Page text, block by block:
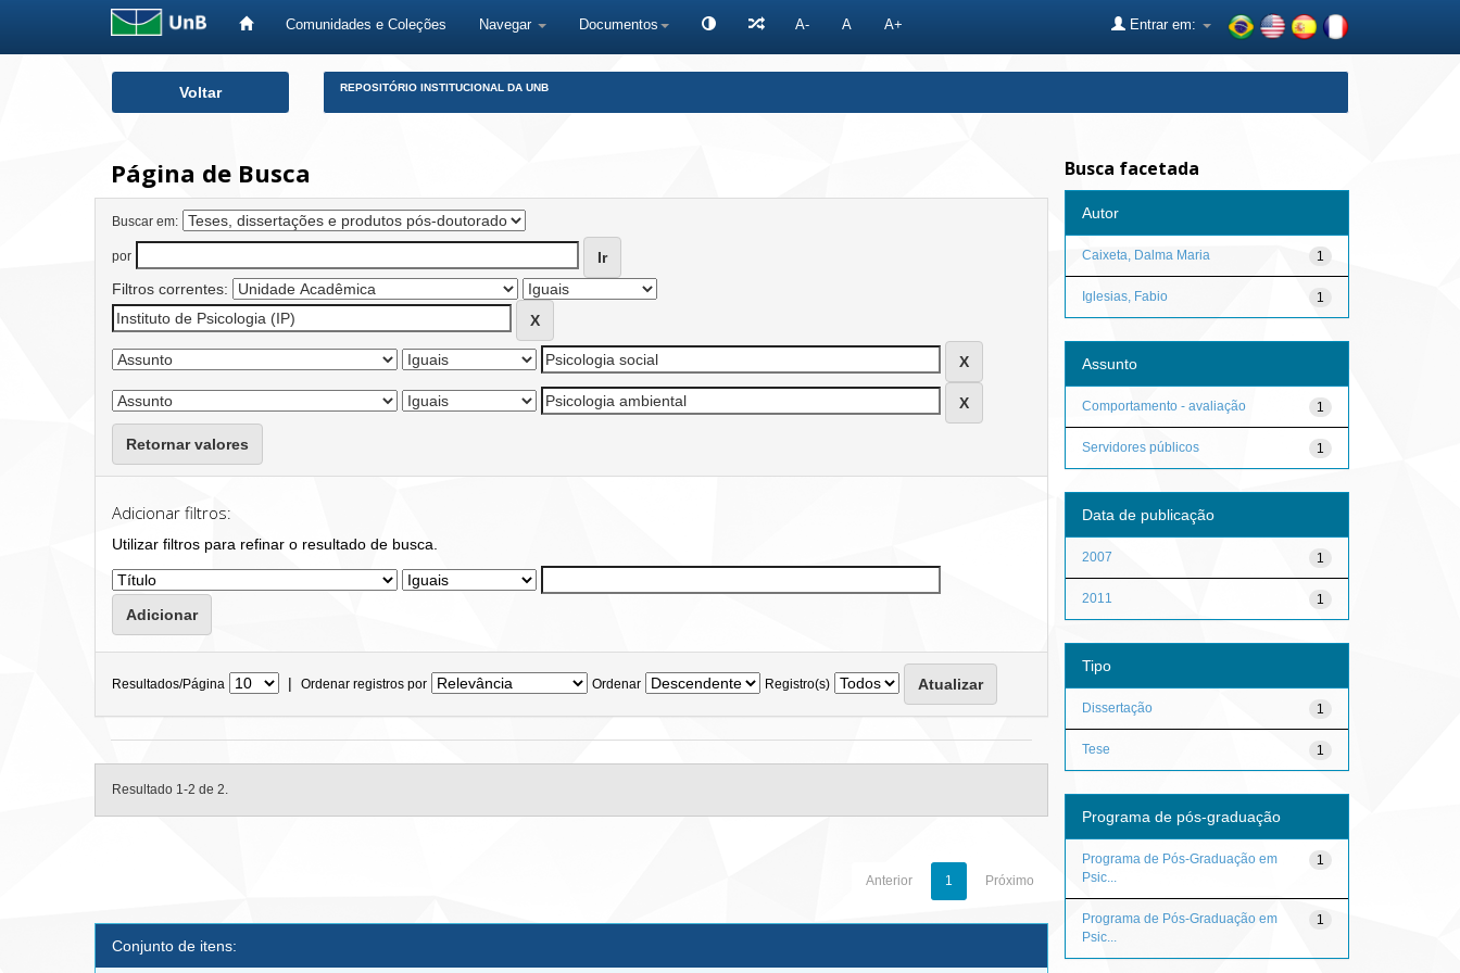
Comunidades e Coleções Navegar Documentos A- A A+ Entrar em:
Voltar REPOSITÓRIO INSTITUCIONAL DA UNB
Página de Busca
Buscar em:
por
Filtros correntes:
Retornar valores
Adicionar filtros:
Utilizar filtros para refinar o resultado de busca.
Resultados/Página | Ordenar registros por Ordenar Registro(s)
Resultado 1-2 de 2.
Anterior 1 Próximo
Conjunto de itens:
Busca facetada
Autor
1
Caixeta, Dalma Maria
1
Iglesias, Fabio
Assunto
1
Comportamento - avaliação
1
Servidores públicos
Data de publicação
1
2007
1
2011
Tipo
1
Dissertação
1
Tese
Programa de pós-graduação
1
Programa de Pós-Graduação em
Psic...
1
Programa de Pós-Graduação em
Psic...